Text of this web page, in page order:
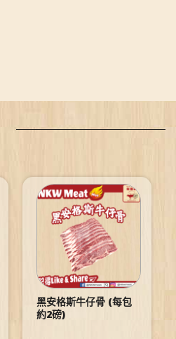
黑安格斯牛仔骨 (每包
約2磅)